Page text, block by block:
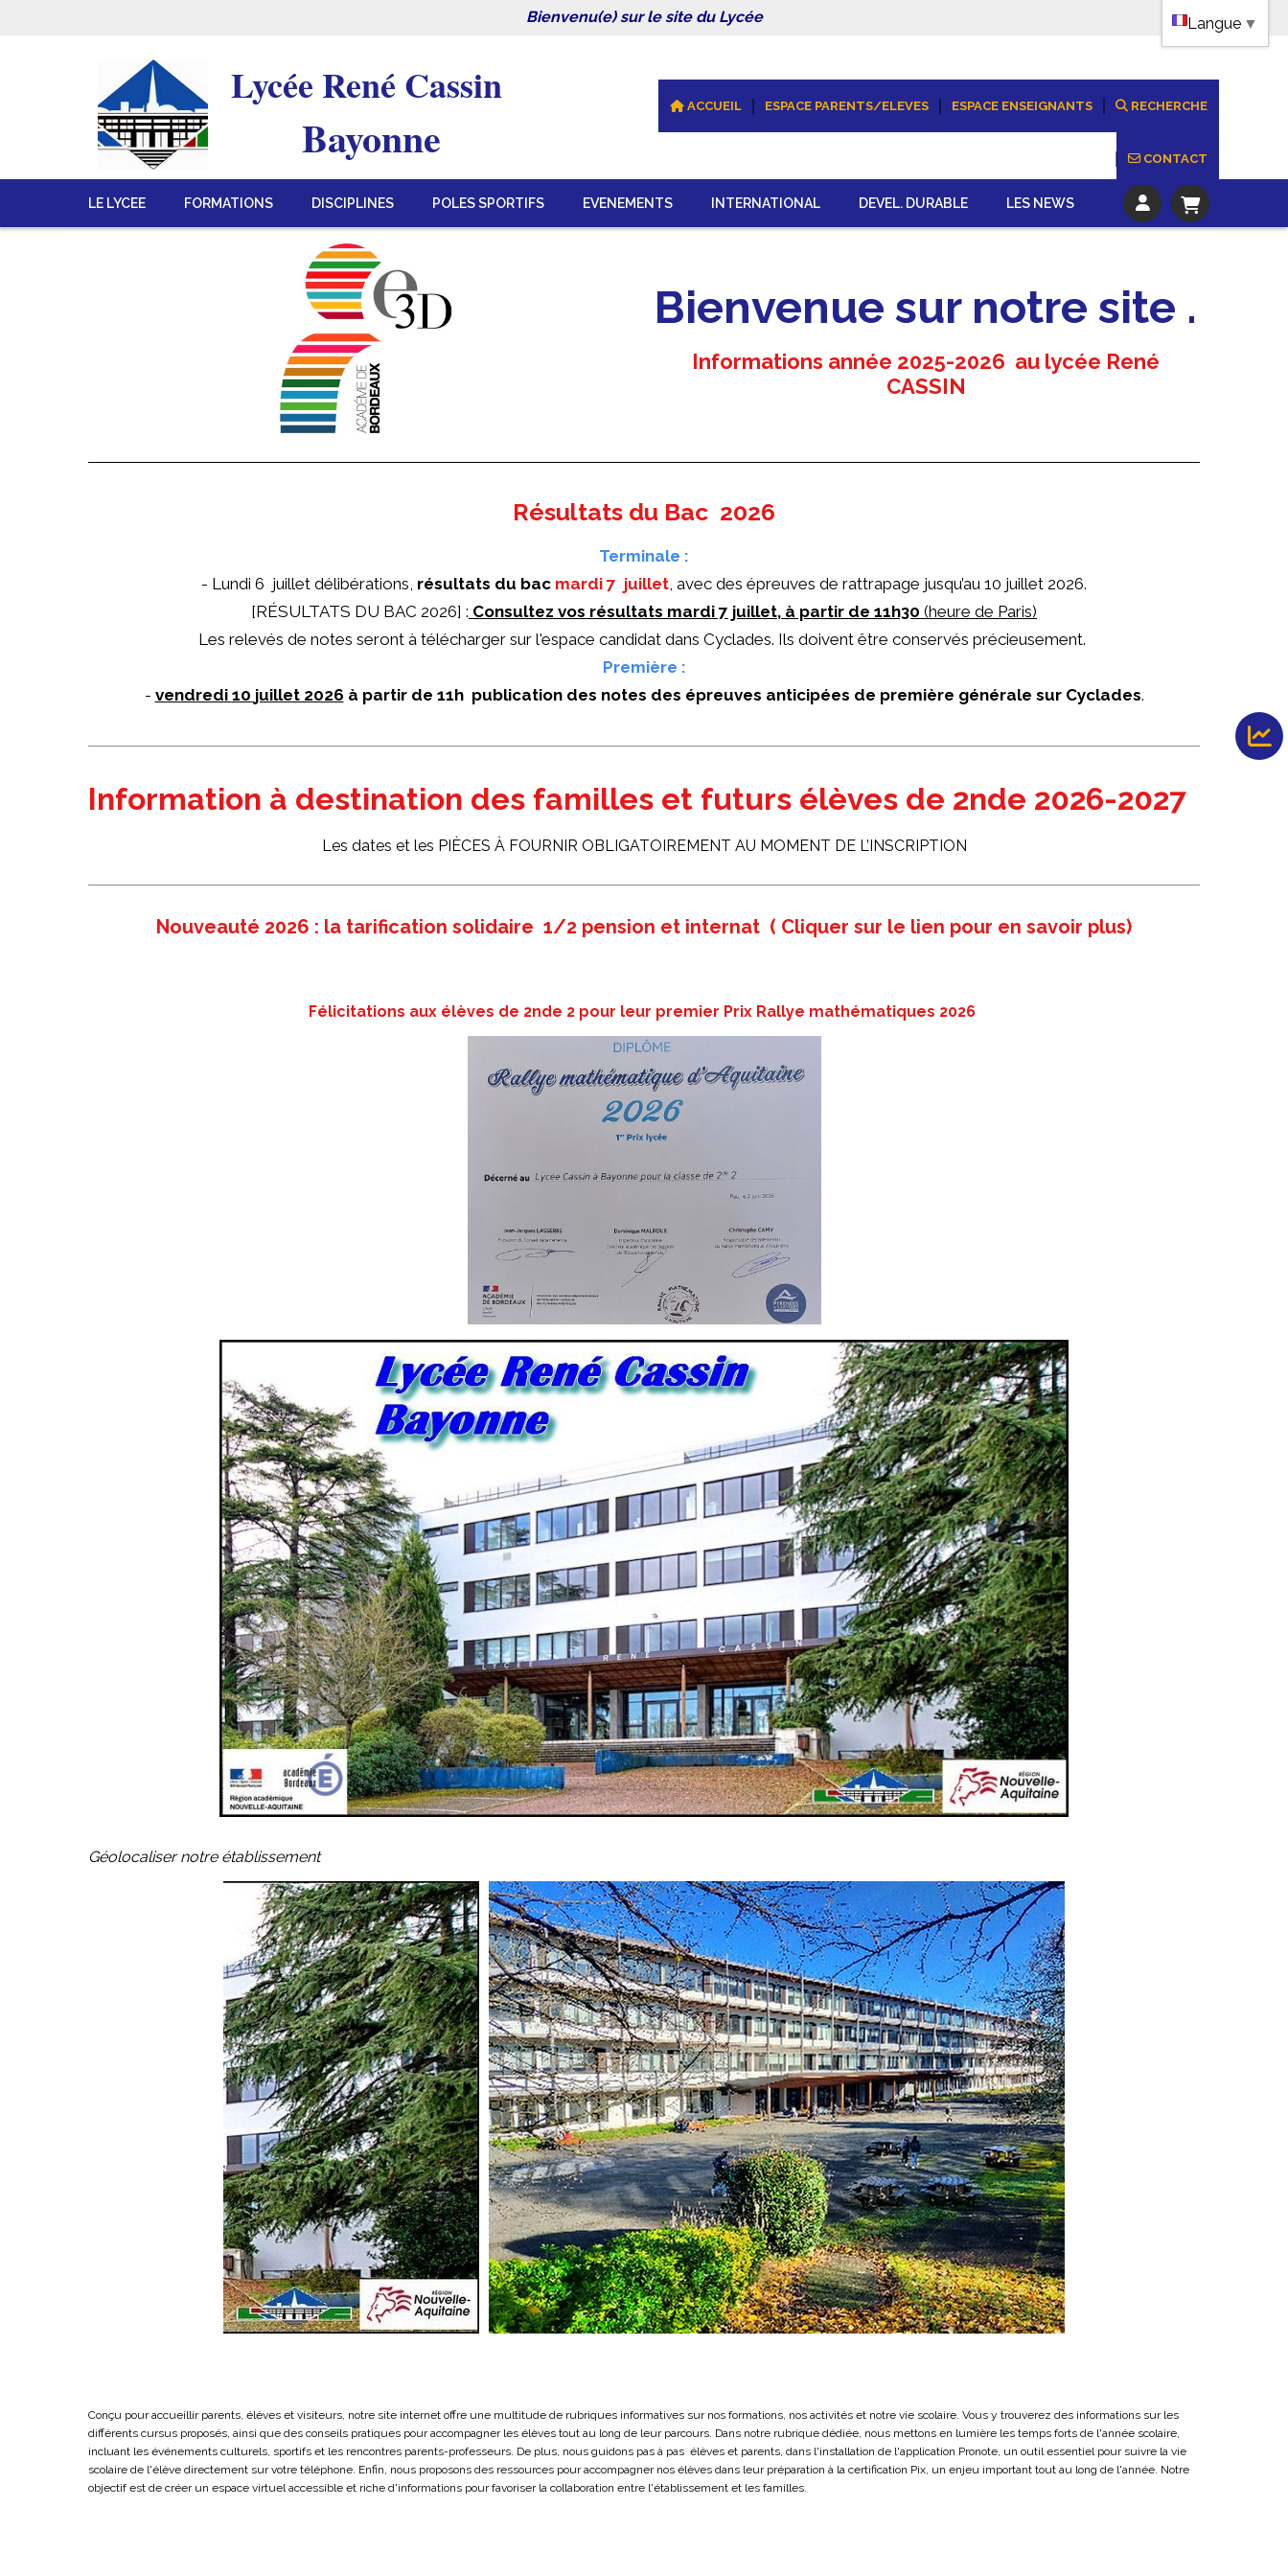
Bienvenu(e) sur le site du Lycée
Lycée René Cassin
Bayonne
ACCUEIL ESPACE PARENTS/ELEVES ESPACE ENSEIGNANTS RECHERCHE
CONTACT
LE LYCEE FORMATIONS DISCIPLINES POLES SPORTIFS EVENEMENTS INTERNATIONAL DEVEL. DURABLE LES NEWS
Bienvenue sur notre site .
Informations année 2025-2026 au lycée René
CASSIN
Résultats du Bac 2026
Terminale :
- Lundi 6 juillet délibérations, résultats du bac mardi 7 juillet, avec des épreuves de rattrapage jusqu’au 10 juillet 2026.
[RÉSULTATS DU BAC 2026] : Consultez vos résultats mardi 7 juillet, à partir de 11h30 (heure de Paris)
Les relevés de notes seront à télécharger sur l'espace candidat dans Cyclades. Ils doivent être conservés précieusement.
Première :
- vendredi 10 juillet 2026 à partir de 11h publication des notes des épreuves anticipées de première générale sur Cyclades.
Information à destination des familles et futurs élèves de 2nde 2026-2027
Les dates et les PIÈCES À FOURNIR OBLIGATOIREMENT AU MOMENT DE L’INSCRIPTION
Nouveauté 2026 : la tarification solidaire 1/2 pension et internat ( Cliquer sur le lien pour en savoir plus)
Félicitations aux élèves de 2nde 2 pour leur premier Prix Rallye mathématiques 2026
Géolocaliser notre établissement
Conçu pour accueillir parents, élèves et visiteurs, notre site internet offre une multitude de rubriques informatives sur nos formations, nos activités et notre vie scolaire. Vous y trouverez des informations sur les
différents cursus proposés, ainsi que des conseils pratiques pour accompagner les élèves tout au long de leur parcours. Dans notre rubrique dédiée, nous mettons en lumière les temps forts de l'année scolaire,
incluant les événements culturels, sportifs et les rencontres parents-professeurs. De plus, nous guidons pas à pas élèves et parents, dans l'installation de l'application Pronote, un outil essentiel pour suivre la vie
scolaire de l'élève directement sur votre téléphone. Enfin, nous proposons des ressources pour accompagner nos élèves dans leur préparation à la certification Pix, un enjeu important tout au long de l'année. Notre
objectif est de créer un espace virtuel accessible et riche d'informations pour favoriser la collaboration entre l'établissement et les familles.
Langue ▼